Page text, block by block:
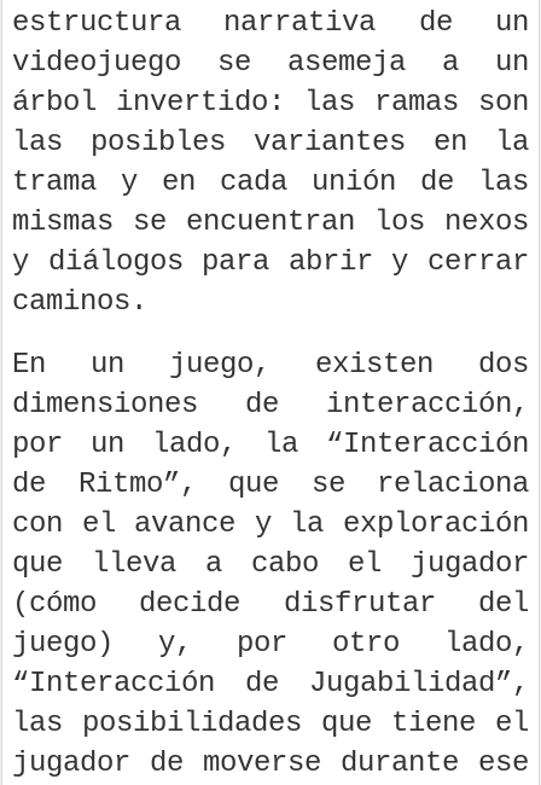
estructura narrativa de un
videojuego se asemeja a un
árbol invertido: las ramas son
las posibles variantes en la
trama y en cada unión de las
mismas se encuentran los nexos
y diálogos para abrir y cerrar
caminos.
En un juego, existen dos
dimensiones de interacción,
por un lado, la “Interacción
de Ritmo”, que se relaciona
con el avance y la exploración
que lleva a cabo el jugador
(cómo decide disfrutar del
juego) y, por otro lado,
“Interacción de Jugabilidad”,
las posibilidades que tiene el
jugador de moverse durante ese